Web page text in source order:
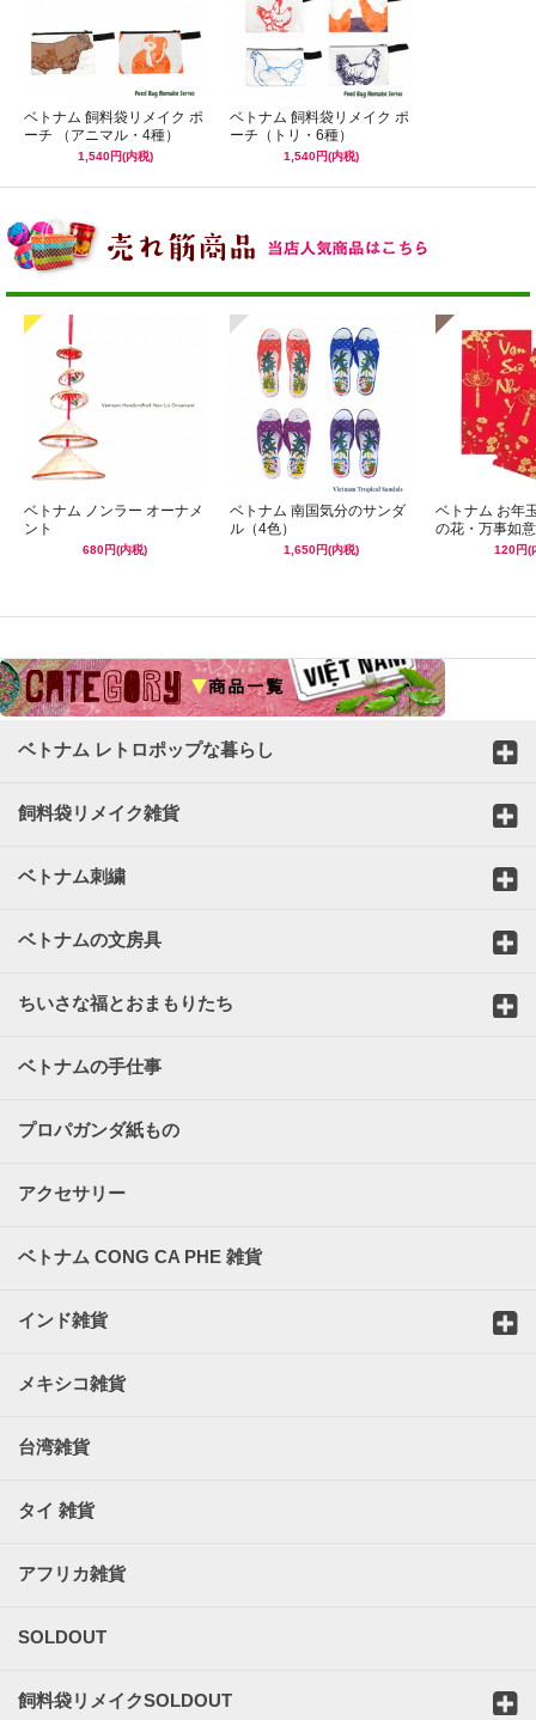
ベトナム 飼料袋リメイク ポ
ーチ （アニマル・4種）
1,540円(内税)
ベトナム 飼料袋リメイク ポ
ーチ（トリ・6種）
1,540円(内税)
ベトナム ノンラー オーナメ
ント
680円(内税)
ベトナム 南国気分のサンダ
ル（4色）
1,650円(内税)
ベトナム お年
の花・万事如意
120円(
ベトナム レトロポップな暮らし
飼料袋リメイク雑貨
ベトナム刺繍
ベトナムの文房具
ちいさな福とおまもりたち
ベトナムの手仕事
プロパガンダ紙もの
アクセサリー
ベトナム CONG CA PHE 雑貨
インド雑貨
メキシコ雑貨
台湾雑貨
タイ 雑貨
アフリカ雑貨
SOLDOUT
飼料袋リメイクSOLDOUT